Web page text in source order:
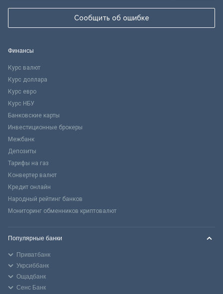
Сообщить об ошибке
Финансы
Курс валют
Курс доллара
Курс евро
Курс НБУ
Банковские карты
Инвестиционные брокеры
Межбанк
Депозиты
Тарифы на газ
Конвертер валют
Кредит онлайн
Народный рейтинг банков
Мониторинг обменников криптовалют
Популярные банки
Приватбанк
Укрсиббанк
Ощадбанк
Сенс Банк